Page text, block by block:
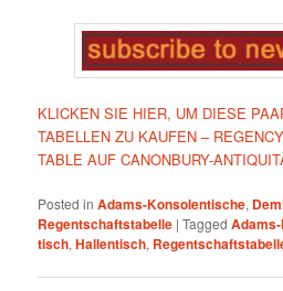
KLICKEN SIE HIER, UM DIESE
TABELLEN ZU KAUFEN –
TABLE AUF CANONBURY-
Posted in Adams-Konsolentische,
Regentschaftstabelle |Tagged
tisch,Hallentisch,